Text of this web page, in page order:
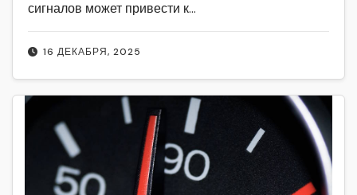
16 ДЕКАБРЯ, 2025
сигналов может привести к…